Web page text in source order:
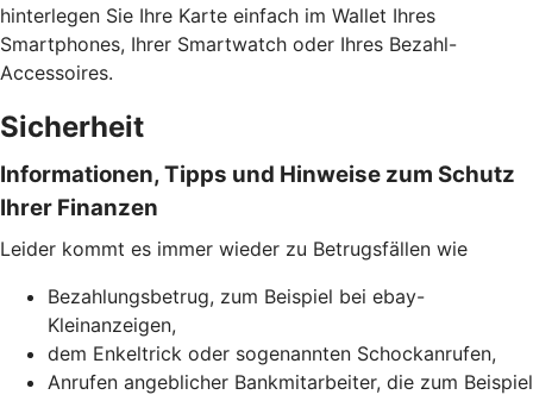
hinterlegen Sie Ihre Karte einfach im Wallet Ihres
Smartphones, Ihrer Smartwatch oder Ihres Bezahl-
Accessoires.
Sicherheit
Informationen, Tipps und Hinweise zum Schutz
Ihrer Finanzen
Leider kommt es immer wieder zu Betrugsfällen wie
Bezahlungsbetrug, zum Beispiel bei ebay-
Kleinanzeigen,
dem Enkeltrick oder sogenannten Schockanrufen,
Anrufen angeblicher Bankmitarbeiter, die zum Beispiel